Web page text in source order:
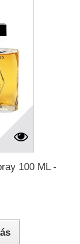
100 ML -